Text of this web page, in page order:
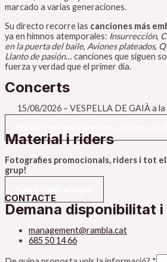
marcado a varias generaciones.
Su directo recorre las canciones más
ya en himnos atemporales: Insurrección,
en la puerta del baile, Aviones plateados,
Llanto de pasión… canciones que siguen
fuerza y verdad que el primer día.
Concerts
15/08/2026– VESPELLA DE GAIÀ a
Material i riders
Fotografies promocionals, riders i tot
grup!
CONTACTE
Demana disponibilitat i
management@rambla.cat
685 50 14 66